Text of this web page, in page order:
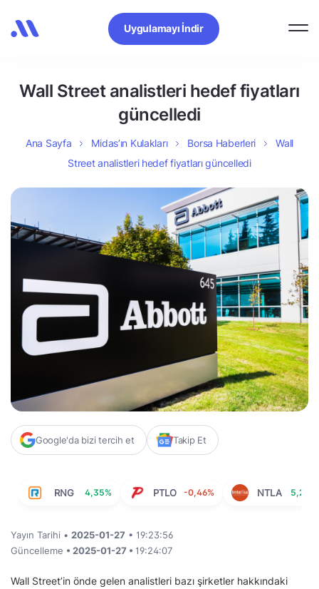
Uygulamayı İndir
Wall Street analistleri hedef fiyatları
güncelledi
Ana Sayfa Midas’ın Kulakları Borsa Haberleri
Wall
Street analistleri hedef fiyatları güncelledi
Google'da bizi tercih et Takip Et
RNG 4,35% PTLO -0,46% NTLA 5,24%
Yayın Tarihi • 2025-01-27 • 19:23:56
Güncelleme • 2025-01-27 • 19:24:07
Wall Street’in önde gelen analistleri bazı şirketler hakkındaki